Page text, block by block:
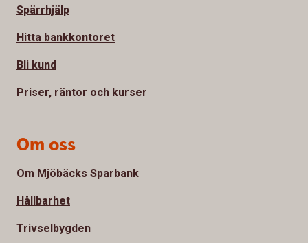
Spärrhjälp
Hitta bankkontoret
Bli kund
Priser, räntor och kurser
Om oss
Om Mjöbäcks Sparbank
Hållbarhet
Trivselbygden